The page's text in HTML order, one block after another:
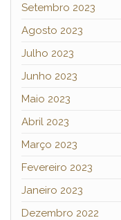
Setembro 2023
Agosto 2023
Julho 2023
Junho 2023
Maio 2023
Abril 2023
Março 2023
Fevereiro 2023
Janeiro 2023
Dezembro 2022